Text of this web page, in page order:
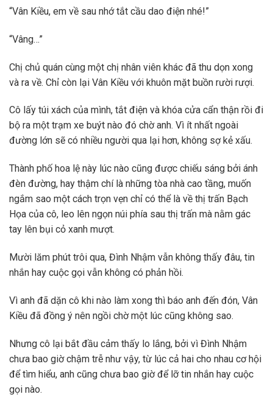
“Vân Kiều, em về sau nhớ tắt cầu dao điện nhé!”
“Vâng…”
Chị chủ quán cùng một chị nhân viên khác đã thu dọn xong
và ra về. Chỉ còn lại Vân Kiều với khuôn mặt buồn rười rượi.
Cô lấy túi xách của mình, tắt điện và khóa cửa cẩn thận rồi đi
bộ ra một trạm xe buýt nào đó chờ anh. Vì ít nhất ngoài
đường lớn sẽ có nhiều người qua lại hơn, không sợ kẻ xấu.
Thành phố hoa lệ này lúc nào cũng được chiếu sáng bởi ánh
đèn đường, hay thậm chí là những tòa nhà cao tầng, muốn
ngắm sao một cách trọn vẹn chỉ có thể là về thị trấn Bạch
Họa của cô, leo lên ngọn núi phía sau thị trấn mà nằm gác
tay lên bụi cỏ xanh mượt.
Mười lăm phút trôi qua, Đình Nhậm vẫn không thấy đâu, tin
nhắn hay cuộc gọi vẫn không có phản hồi.
Vì anh đã dặn cô khi nào làm xong thì báo anh đến đón, Vân
Kiều đã đồng ý nên ngồi chờ một lúc cũng không sao.
Nhưng cô lại bắt đầu cảm thấy lo lắng, bởi vì Đình Nhậm
chưa bao giờ chậm trễ như vậy, từ lúc cả hai cho nhau cơ hội
để tìm hiểu, anh cũng chưa bao giờ để lỡ tin nhắn hay cuộc
gọi nào.